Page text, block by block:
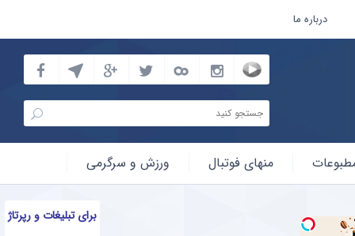
درباره ما
منهای فوتبال ورزش و سرگرمی
برای تبلیغات و رپرتاژ